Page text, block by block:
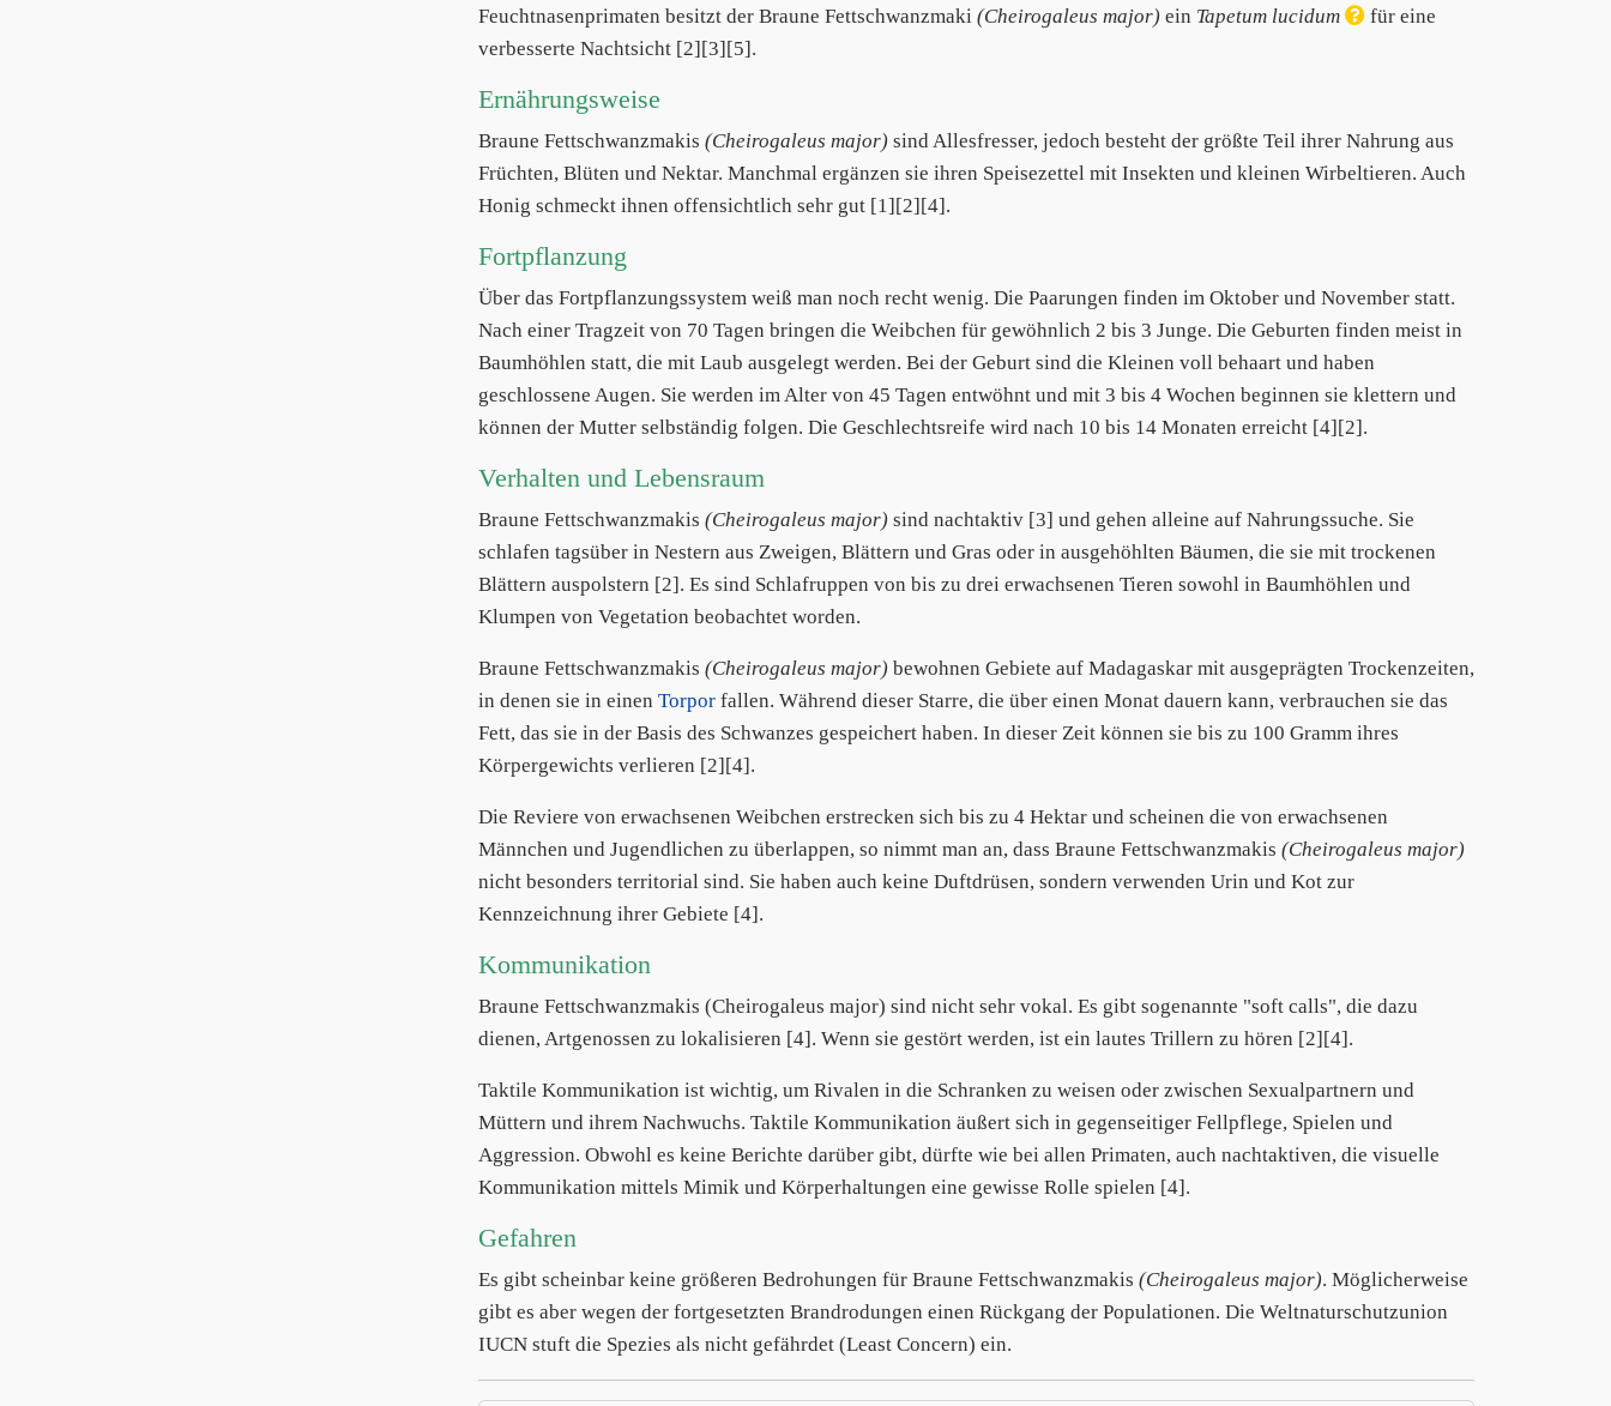
Feuchtnasenprimaten besitzt der Braune Fettschwanzmaki (Cheirogaleus major) ein Tapetum lucidum
für eine
verbesserte Nachtsicht [2][3][5].
Ernährungsweise
Braune Fettschwanzmakis (Cheirogaleus major) sind Allesfresser, jedoch besteht der größte Teil ihrer Nahrung aus
Früchten, Blüten und Nektar. Manchmal ergänzen sie ihren Speisezettel mit Insekten und kleinen Wirbeltieren. Auch
Honig schmeckt ihnen offensichtlich sehr gut [1][2][4].
Fortpflanzung
Über das Fortpflanzungssystem weiß man noch recht wenig. Die Paarungen finden im Oktober und November statt.
Nach einer Tragzeit von 70 Tagen bringen die Weibchen für gewöhnlich 2 bis 3 Junge. Die Geburten finden meist in
Baumhöhlen statt, die mit Laub ausgelegt werden. Bei der Geburt sind die Kleinen voll behaart und haben
geschlossene Augen. Sie werden im Alter von 45 Tagen entwöhnt und mit 3 bis 4 Wochen beginnen sie klettern und
können der Mutter selbständig folgen. Die Geschlechtsreife wird nach 10 bis 14 Monaten erreicht [4][2].
Verhalten und Lebensraum
Braune Fettschwanzmakis (Cheirogaleus major) sind nachtaktiv [3] und gehen alleine auf Nahrungssuche. Sie
schlafen tagsüber in Nestern aus Zweigen, Blättern und Gras oder in ausgehöhlten Bäumen, die sie mit trockenen
Blättern auspolstern [2]. Es sind Schlafruppen von bis zu drei erwachsenen Tieren sowohl in Baumhöhlen und
Klumpen von Vegetation beobachtet worden.
Braune Fettschwanzmakis (Cheirogaleus major) bewohnen Gebiete auf Madagaskar mit ausgeprägten Trockenzeiten,
in denen sie in einen Torpor fallen. Während dieser Starre, die über einen Monat dauern kann, verbrauchen sie das
Fett, das sie in der Basis des Schwanzes gespeichert haben. In dieser Zeit können sie bis zu 100 Gramm ihres
Körpergewichts verlieren [2][4].
Die Reviere von erwachsenen Weibchen erstrecken sich bis zu 4 Hektar und scheinen die von erwachsenen
Männchen und Jugendlichen zu überlappen, so nimmt man an, dass Braune Fettschwanzmakis (Cheirogaleus major)
nicht besonders territorial sind. Sie haben auch keine Duftdrüsen, sondern verwenden Urin und Kot zur
Kennzeichnung ihrer Gebiete [4].
Kommunikation
Braune Fettschwanzmakis (Cheirogaleus major) sind nicht sehr vokal. Es gibt sogenannte "soft calls", die dazu
dienen, Artgenossen zu lokalisieren [4]. Wenn sie gestört werden, ist ein lautes Trillern zu hören [2][4].
Taktile Kommunikation ist wichtig, um Rivalen in die Schranken zu weisen oder zwischen Sexualpartnern und
Müttern und ihrem Nachwuchs. Taktile Kommunikation äußert sich in gegenseitiger Fellpflege, Spielen und
Aggression. Obwohl es keine Berichte darüber gibt, dürfte wie bei allen Primaten, auch nachtaktiven, die visuelle
Kommunikation mittels Mimik und Körperhaltungen eine gewisse Rolle spielen [4].
Gefahren
Es gibt scheinbar keine größeren Bedrohungen für Braune Fettschwanzmakis (Cheirogaleus major). Möglicherweise
gibt es aber wegen der fortgesetzten Brandrodungen einen Rückgang der Populationen. Die Weltnaturschutzunion
IUCN stuft die Spezies als nicht gefährdet (Least Concern) ein.